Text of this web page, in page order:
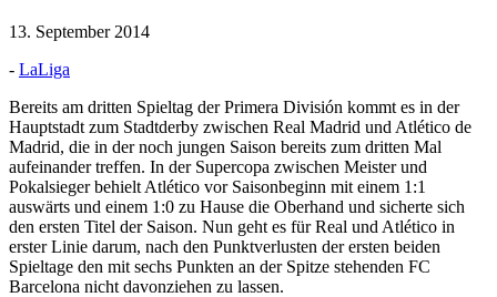
13. September 2014
- LaLiga
Bereits am dritten Spieltag der Primera División kommt es in der
Hauptstadt zum Stadtderby zwischen Real Madrid und Atlético de
Madrid, die in der noch jungen Saison bereits zum dritten Mal
aufeinander treffen. In der Supercopa zwischen Meister und
Pokalsieger behielt Atlético vor Saisonbeginn mit einem 1:1
auswärts und einem 1:0 zu Hause die Oberhand und sicherte sich
den ersten Titel der Saison. Nun geht es für Real und Atlético in
erster Linie darum, nach den Punktverlusten der ersten beiden
Spieltage den mit sechs Punkten an der Spitze stehenden FC
Barcelona nicht davonziehen zu lassen.